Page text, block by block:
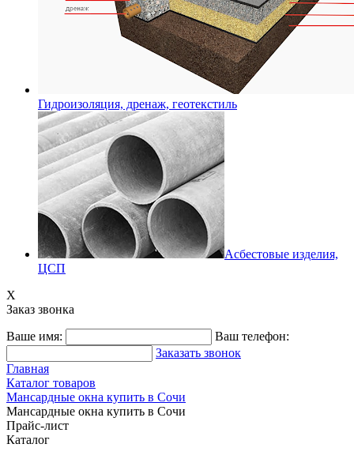
Гидроизоляция, дренаж, геотекстиль
Асбестовые изделия,
ЦСП
X
Заказ звонка
Ваше имя:
Ваш телефон:
Заказать звонок
Главная
Каталог товаров
Мансардные окна купить в Сочи
Мансардные окна купить в Сочи
Прайс-лист
Каталог